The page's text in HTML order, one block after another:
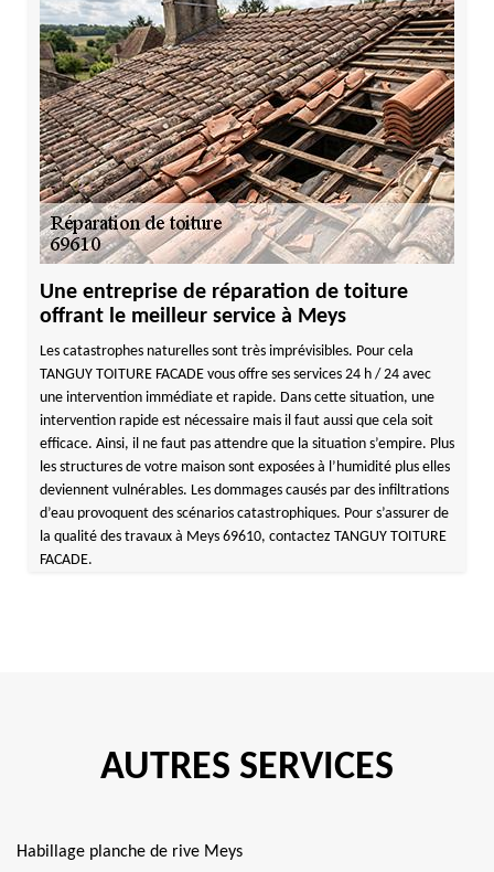
Une entreprise de réparation de toiture
offrant le meilleur service à Meys
Les catastrophes naturelles sont très imprévisibles. Pour cela
TANGUY TOITURE FACADE vous offre ses services 24 h / 24 avec
une intervention immédiate et rapide. Dans cette situation, une
intervention rapide est nécessaire mais il faut aussi que cela soit
efficace. Ainsi, il ne faut pas attendre que la situation s’empire. Plus
les structures de votre maison sont exposées à l’humidité plus elles
deviennent vulnérables. Les dommages causés par des infiltrations
d’eau provoquent des scénarios catastrophiques. Pour s’assurer de
la qualité des travaux à Meys 69610, contactez TANGUY TOITURE
FACADE.
AUTRES SERVICES
Habillage planche de rive Meys